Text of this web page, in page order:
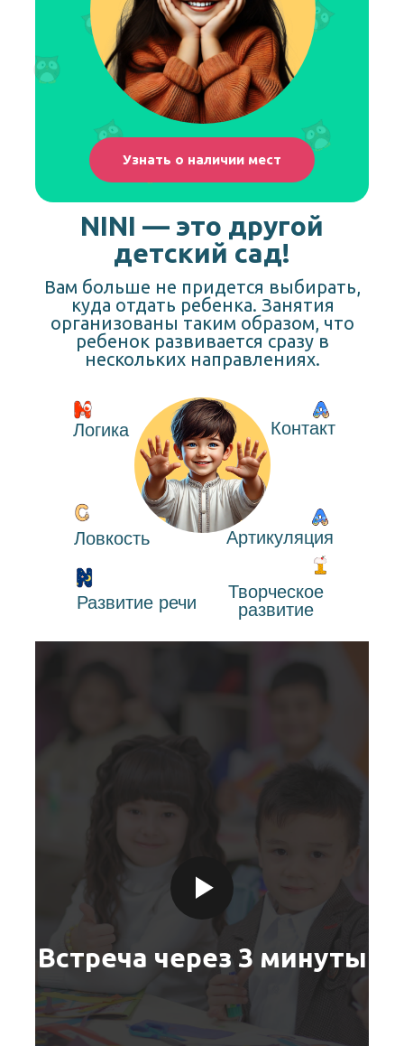
Узнать о наличии мест
NINI — это другой
детский сад!
Вам больше не придется выбирать,
куда отдать ребенка. Занятия
организованы таким образом, что
ребенок развивается сразу в
нескольких направлениях.
Развитие речи
Артикуляция
Ловкость
Творческое
развитие
Логика Контакт
Встреча через 3 минуты